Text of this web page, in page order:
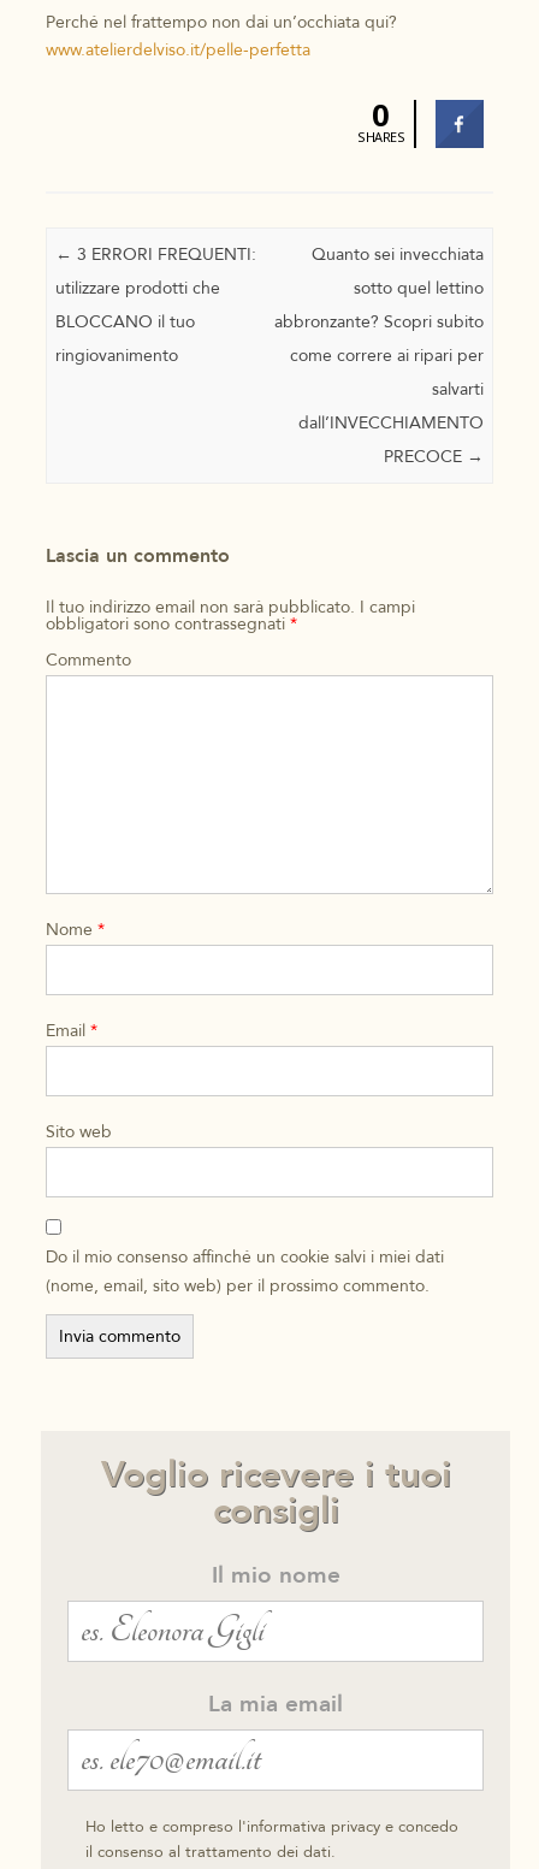
Perché nel frattempo non dai un’occhiata qui?
www.atelierdelviso.it/pelle-perfetta
0
SHARES
Navigazione articolo
← 3 ERRORI FREQUENTI:
utilizzare prodotti che
BLOCCANO il tuo
ringiovanimento
Quanto sei invecchiata
sotto quel lettino
abbronzante? Scopri subito
come correre ai ripari per
salvarti
dall’INVECCHIAMENTO
PRECOCE →
Lascia un commento
Il tuo indirizzo email non sarà pubblicato. I campi
obbligatori sono contrassegnati *
Commento
Nome *
Email *
Sito web
Do il mio consenso affinché un cookie salvi i miei dati
(nome, email, sito web) per il prossimo commento.
Voglio ricevere i tuoi
consigli
Il mio nome
La mia email
Ho letto e compreso l'informativa privacy e concedo
il consenso al trattamento dei dati.